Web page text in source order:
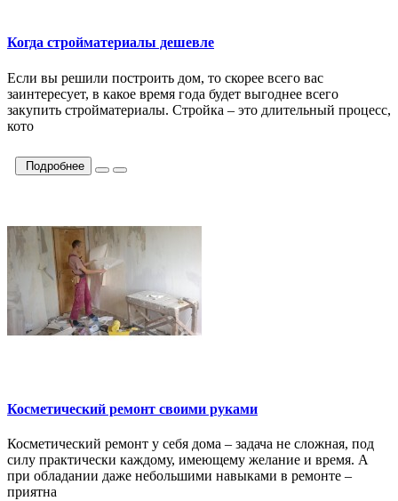
Когда стройматериалы дешевле
Если вы решили построить дом, то скорее всего вас
заинтересует, в какое время года будет выгоднее всего
закупить стройматериалы. Стройка – это длительный процесс,
кото
Подробнее
Косметический ремонт своими руками
Косметический ремонт у себя дома – задача не сложная, под
силу практически каждому, имеющему желание и время. А
при обладании даже небольшими навыками в ремонте –
приятна